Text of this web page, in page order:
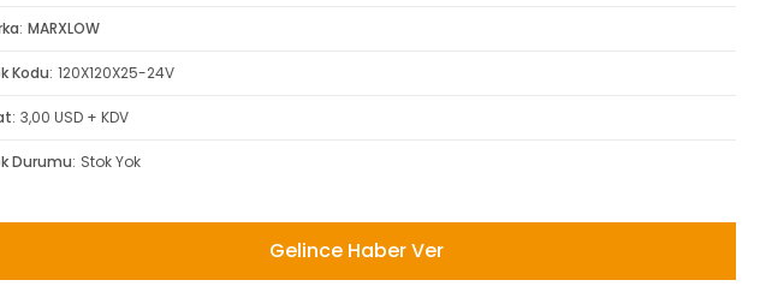
MARXLOW
Kodu 120X120X25-24V
3,00 USD + KDV
Durumu Stok Yok
Gelince Haber Ver